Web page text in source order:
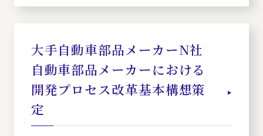
大手自動車部品メーカーN社
自動車部品メーカーにおける
開発プロセス改革基本構想策
定